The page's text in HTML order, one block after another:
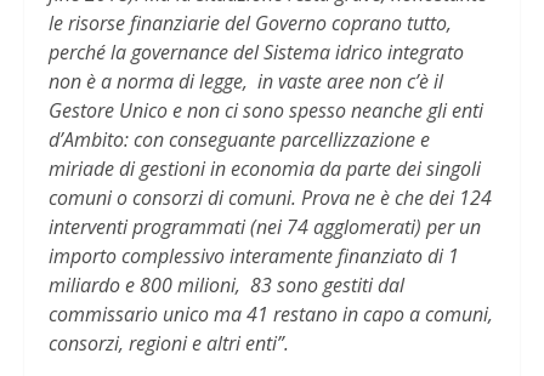
le risorse finanziarie del Governo coprano tutto,
perché la governance del Sistema idrico integrato
non è a norma di legge, in vaste aree non c’è il
Gestore Unico e non ci sono spesso neanche gli enti
d’Ambito: con conseguante parcellizzazione e
miriade di gestioni in economia da parte dei singoli
comuni o consorzi di comuni. Prova ne è che dei 124
interventi programmati (nei 74 agglomerati) per un
importo complessivo interamente finanziato di 1
miliardo e 800 milioni, 83 sono gestiti dal
commissario unico ma 41 restano in capo a comuni,
consorzi, regioni e altri enti”.